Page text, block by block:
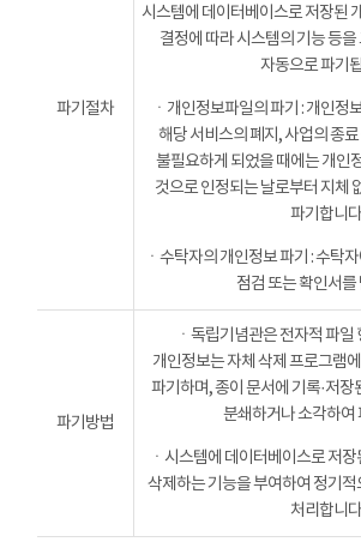
파기절차
시스템에 데이터베이스로 저장된
결정에 따라 시스템의 기능 등을
자동으로 파기
ㆍ개인정보파일의 파기 : 개인정
해당 서비스의 폐지, 사업의 종
불필요하게 되었을 때에는 개인
것으로 인정되는 날로부터 지체
파기합니
ㆍ수탁자의 개인정보 파기 : 수탁
점검 또는 확인서를
파기방법
ㆍ독립기념관은 전자적 파일
개인정보는 자체 삭제 프로그램
파기하며, 종이 문서에 기록·저
분쇄하거나 소각하여
ㆍ시스템에 데이터베이스로 저
삭제하는 기능을 부여하여 정기
처리합니